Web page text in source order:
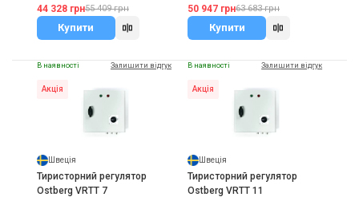
44 328 грн55 409 грн
Купити
50 947 грн63 683 грн
Купити
В наявності Залишити відгук
Акція
Швеція
Тиристорний регулятор
Ostberg VRTT 7
В наявності Залишити відгук
Акція
Швеція
Тиристорний регулятор
Ostberg VRTT 11